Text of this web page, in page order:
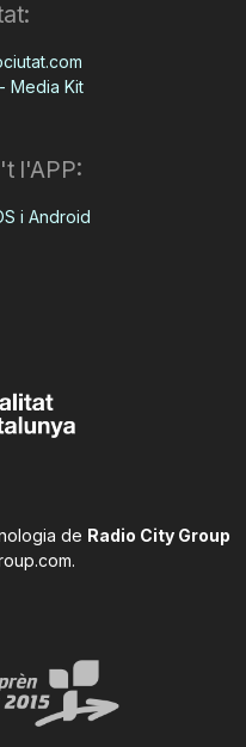
Media Kit
l'APP:
i Android
de Radio City Group
.